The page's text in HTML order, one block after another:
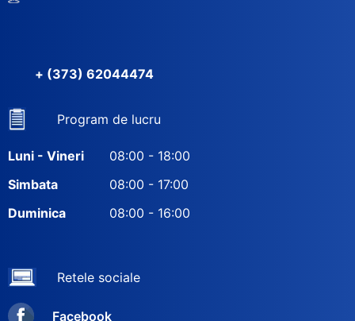
+ (373) 62044474
Program de lucru
Luni - Vineri
08:00 - 18:00
Simbata
08:00 - 17:00
Duminica
08:00 - 16:00
Retele sociale
Facebook